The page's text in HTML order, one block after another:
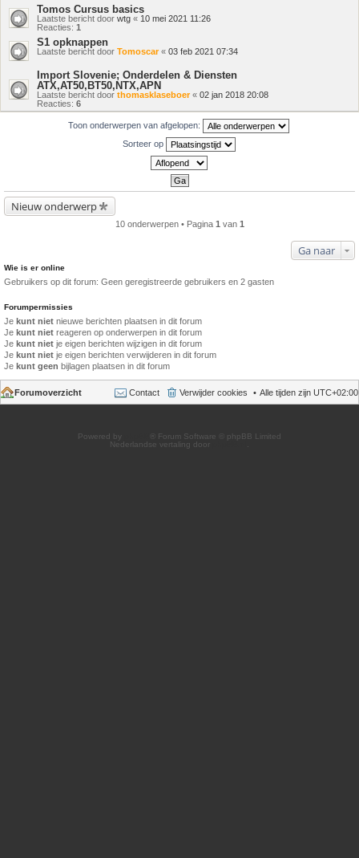
Tomos Cursus basics
Laatste bericht door wtg « 10 mei 2021 11:26
Reacties: 1
S1 opknappen
Laatste bericht door Tomoscar« 03 feb 2021 07:34
Import Slovenie; Onderdelen & Diensten
ATX,AT50,BT50,NTX,APN
Laatste bericht door thomasklaseboer« 02 jan 2018 20:08
Reacties: 6
Toon onderwerpen van afgelopen:
Sorteer op
Nieuw onderwerp
10 onderwerpen • Pagina 1 van 1
Ga naar
Wie is er online
Gebruikers op dit forum: Geen geregistreerde gebruikers en 2 gasten
Forumpermissies
Je kunt niet nieuwe berichten plaatsen in dit forum
Je kunt niet reageren op onderwerpen in dit forum
Je kunt niet je eigen berichten wijzigen in dit forum
Je kunt niet je eigen berichten verwijderen in dit forum
Je kunt geen bijlagen plaatsen in dit forum
Forumoverzicht Alle tijden zijn UTC+02:00
Verwijder cookies
Contact
Powered by
® Forum Software © phpBB Limited
Nederlandse vertaling door